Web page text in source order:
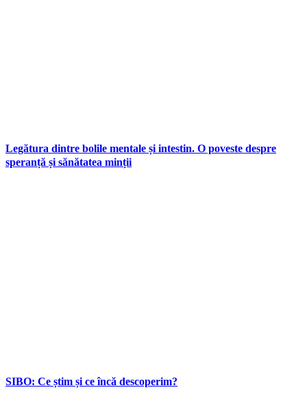
Legătura dintre bolile mentale și intestin. O poveste despre
speranță și sănătatea minții
SIBO: Ce știm și ce încă descoperim?